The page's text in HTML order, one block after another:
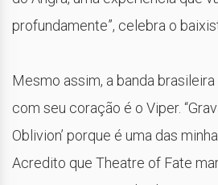
profundamente”, celebra o
Mesmo assim, a banda
com seu coração é o Viper.
Oblivion’ porque é uma das
Acredito que Theatre of Fate